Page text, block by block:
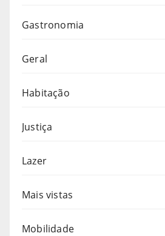
Gastronomia
Geral
Habitação
Justiça
Lazer
Mais vistas
Mobilidade